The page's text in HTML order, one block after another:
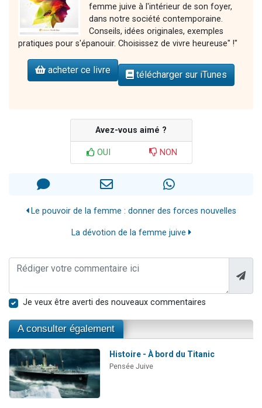
femme juive à l'intérieur de son foyer,
dans notre société contemporaine.
Conseils, idées originales, exemples
pratiques pour s'épanouir. Choisissez de vivre heureuse" !"
acheter ce livre télécharger sur iTunes
Avez-vous aimé ?
OUI NON
Le pouvoir de la femme : donner des forces nouvelles
La dévotion de la femme juive
Je veux être averti des nouveaux commentaires
A consulter également
Histoire - À bord du Titanic
Pensée Juive